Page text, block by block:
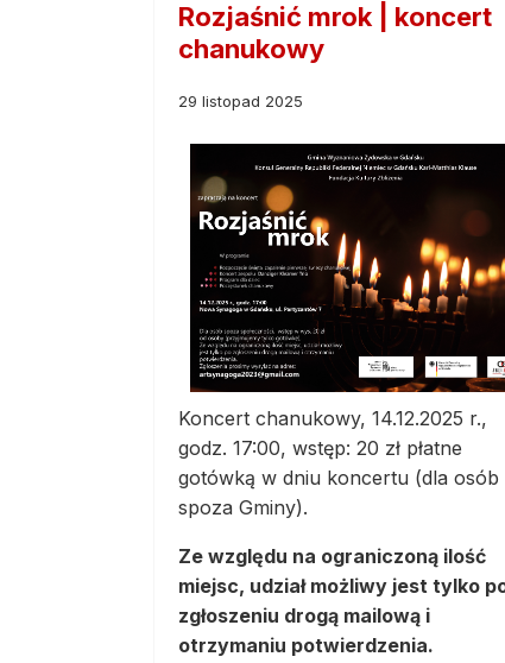
Rozjaśnić mrok | koncert
chanukowy
29 listopad 2025
Koncert chanukowy, 14.12.2025 r.,
godz. 17:00, wstęp: 20 zł płatne
gotówką w dniu koncertu (dla osób
spoza Gminy).
Ze względu na ograniczoną ilość
miejsc, udział możliwy jest tylko
zgłoszeniu drogą mailową i
otrzymaniu potwierdzenia.